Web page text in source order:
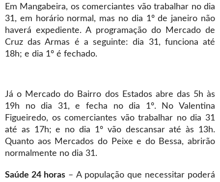
Em Mangabeira, os comerciantes vão trabalhar no dia
31, em horário normal, mas no dia 1º de janeiro não
haverá expediente. A programação do Mercado de
Cruz das Armas é a seguinte: dia 31, funciona até
18h; e dia 1º é fechado.
Já o Mercado do Bairro dos Estados abre das 5h às
19h no dia 31, e fecha no dia 1º. No Valentina
Figueiredo, os comerciantes vão trabalhar no dia 31
até as 17h; e no dia 1º vão descansar até às 13h.
Quanto aos Mercados do Peixe e do Bessa, abrirão
normalmente no dia 31.
Saúde 24 horas – A população que necessitar poderá